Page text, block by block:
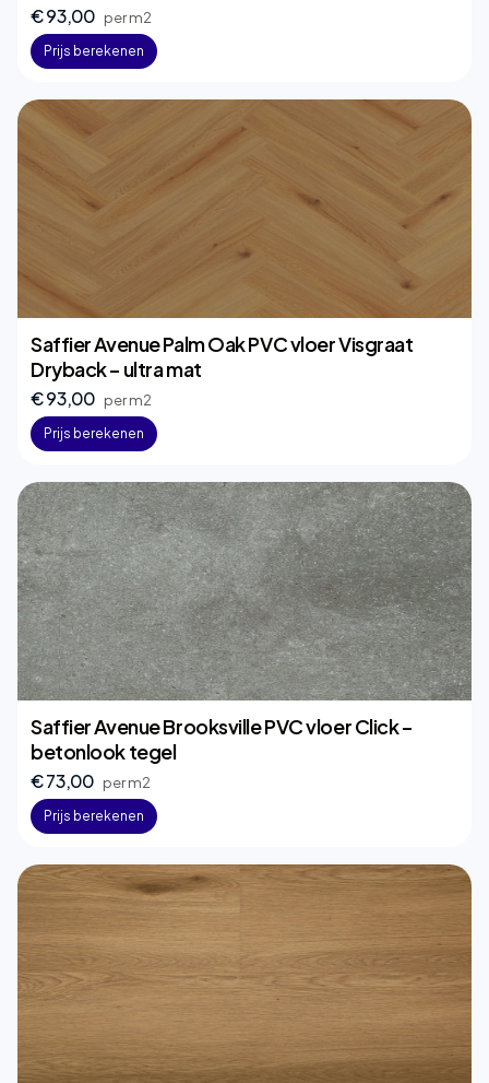
€ 93,00 per m2
Prijs berekenen
Saffier Avenue Palm Oak PVC vloer Visgraat
Dryback – ultra mat
€ 93,00 per m2
Prijs berekenen
Saffier Avenue Brooksville PVC vloer Click –
betonlook tegel
€ 73,00 per m2
Prijs berekenen